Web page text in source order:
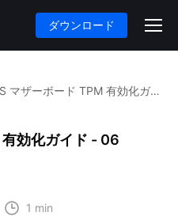
ダウンロード
ASUS マザーボード TPM 有効化ガイド - 06
効化ガイド - 06
1 min